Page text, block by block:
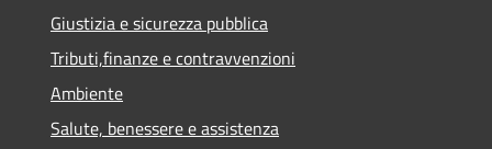
Giustizia e sicurezza pubblica
Tributi,finanze e contravvenzioni
Ambiente
Salute, benessere e assistenza